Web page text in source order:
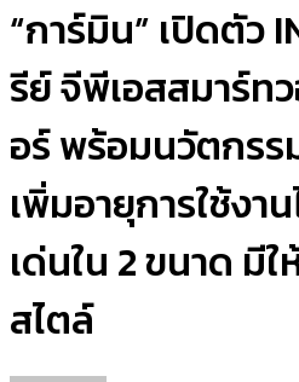
“การ์มิน” เปิดตัว
รีย์ จีพีเอสสมาร์ท
อร์ พร้อมนวัตกรร
เพิ่มอายุการใช้งา
เด่นใน 2 ขนาด มีใ
สไตล์